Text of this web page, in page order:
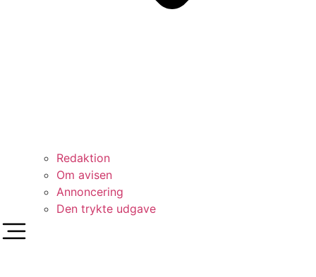
Redaktion
Om avisen
Annoncering
Den trykte udgave